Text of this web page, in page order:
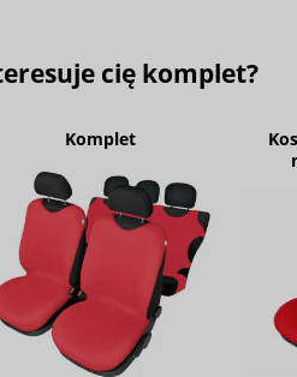
cię komplet?
Komplet